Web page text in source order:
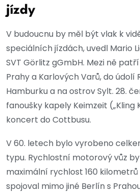
jízdy
V budoucnu by měl být vlak k
speciálních jízdách, uvedl Mario
SVT Görlitz gGmbH. Mezi ně
Prahy a Karlových Varů, do údolí
Hamburku a na ostrov Sylt. 28.
fanoušky kapely Keimzeit („Kling
koncert do Cottbusu.
V 60. letech bylo vyrobeno
typu. Rychlostní motorový vůz
maximální rychlost 160 kilometrů
spojoval mimo jiné Berlín s